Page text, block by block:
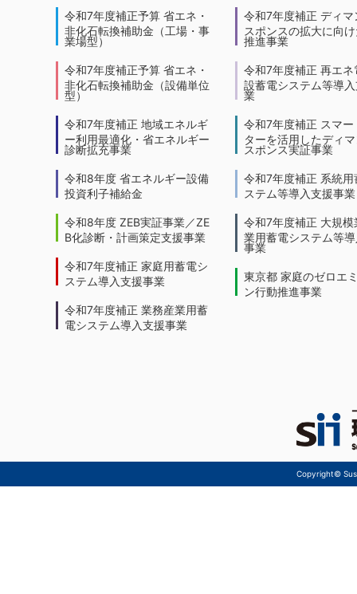
令和7年度補正予算 省エネ・
非化石転換補助金（工場・事
業場型）
令和7年度補正予算 省エネ・
非化石転換補助金（設備単位
型）
令和7年度補正 地域エネルギ
ー利用最適化・省エネルギー
診断拡充事業
令和8年度 省エネルギー設備
投資利子補給金
令和8年度 ZEB実証事業／ZE
B化診断・計画策定支援事業
令和7年度補正 家庭用蓄電シ
ステム導入支援事業
令和7年度補正 業務産業用蓄
電システム導入支援事業
令和7年度補正 ディマ
スポンスの拡大に向
推進事業
令和7年度補正 再エネ
設蓄電システム等導
業
令和7年度補正 スマー
ターを活用したディ
スポンス実証事業
令和7年度補正 系統用
ステム等導入支援事業
令和7年度補正 大規模
業用蓄電システム等
事業
東京都 家庭のゼロエ
ン行動推進事業
Copyright©